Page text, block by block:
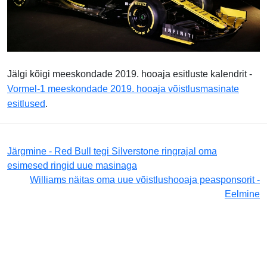
Jälgi kõigi meeskondade 2019. hooaja esitluste kalendrit -
Vormel-1 meeskondade 2019. hooaja võistlusmasinate
esitlused.
Järgmine - Red Bull tegi Silverstone ringrajal oma
esimesed ringid uue masinaga
Williams näitas oma uue võistlushooaja peasponsorit -
Eelmine